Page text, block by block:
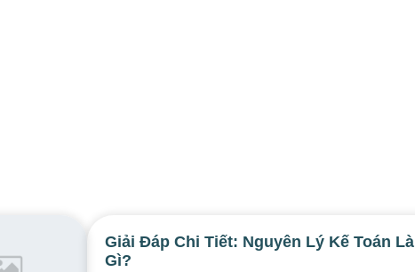
Giải Đáp Chi Tiết: Nguyên Lý Kế Toán Là
Gì?